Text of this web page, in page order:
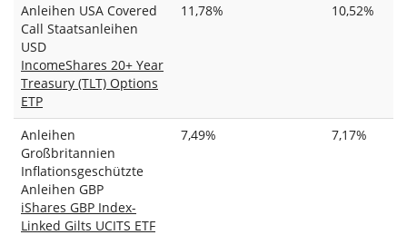
Anleihen USA Covered
Call Staatsanleihen
USD
IncomeShares 20+ Year
Treasury (TLT) Options
ETP
11,78% 10,52%
Anleihen
Großbritannien
Inflationsgeschützte
Anleihen GBP
iShares GBP Index-
Linked Gilts UCITS ETF
7,49% 7,17%